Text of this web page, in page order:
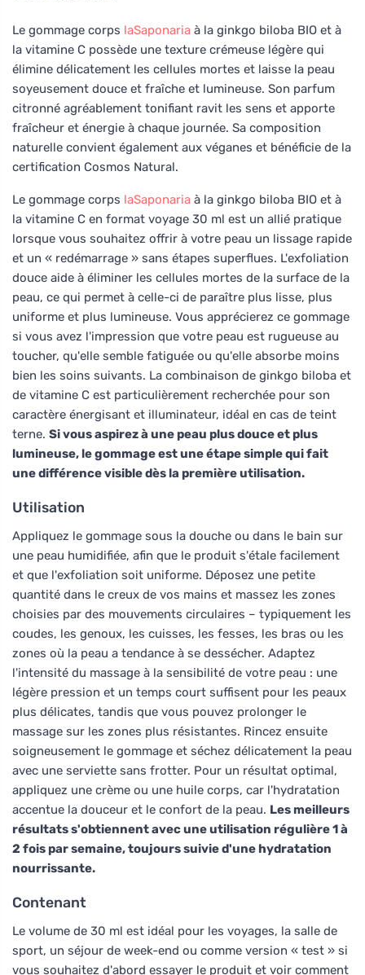
Le gommage corps laSaponaria à la ginkgo biloba BIO et à
la vitamine C possède une texture crémeuse légère qui
élimine délicatement les cellules mortes et laisse la peau
soyeusement douce et fraîche et lumineuse. Son parfum
citronné agréablement tonifiant ravit les sens et apporte
fraîcheur et énergie à chaque journée. Sa composition
naturelle convient également aux véganes et bénéficie de la
certification Cosmos Natural.
Le gommage corps laSaponaria à la ginkgo biloba BIO et à
la vitamine C en format voyage 30 ml est un allié pratique
lorsque vous souhaitez offrir à votre peau un lissage rapide
et un « redémarrage » sans étapes superflues. L'exfoliation
douce aide à éliminer les cellules mortes de la surface de la
peau, ce qui permet à celle-ci de paraître plus lisse, plus
uniforme et plus lumineuse. Vous apprécierez ce gommage
si vous avez l'impression que votre peau est rugueuse au
toucher, qu'elle semble fatiguée ou qu'elle absorbe moins
bien les soins suivants. La combinaison de ginkgo biloba et
de vitamine C est particulièrement recherchée pour son
caractère énergisant et illuminateur, idéal en cas de teint
terne. Si vous aspirez à une peau plus douce et plus
lumineuse, le gommage est une étape simple qui fait
une différence visible dès la première utilisation.
Utilisation
Appliquez le gommage sous la douche ou dans le bain sur
une peau humidifiée, afin que le produit s'étale facilement
et que l'exfoliation soit uniforme. Déposez une petite
quantité dans le creux de vos mains et massez les zones
choisies par des mouvements circulaires – typiquement les
coudes, les genoux, les cuisses, les fesses, les bras ou les
zones où la peau a tendance à se dessécher. Adaptez
l'intensité du massage à la sensibilité de votre peau : une
légère pression et un temps court suffisent pour les peaux
plus délicates, tandis que vous pouvez prolonger le
massage sur les zones plus résistantes. Rincez ensuite
soigneusement le gommage et séchez délicatement la peau
avec une serviette sans frotter. Pour un résultat optimal,
appliquez une crème ou une huile corps, car l'hydratation
accentue la douceur et le confort de la peau. Les meilleurs
résultats s'obtiennent avec une utilisation régulière 1 à
2 fois par semaine, toujours suivie d'une hydratation
nourrissante.
Contenant
Le volume de 30 ml est idéal pour les voyages, la salle de
sport, un séjour de week-end ou comme version « test » si
vous souhaitez d'abord essayer le produit et voir comment